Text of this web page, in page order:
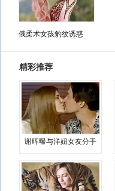
俄柔术女孩豹纹诱惑
精彩推荐
谢晖曝与洋妞女友分手